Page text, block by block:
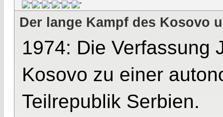
Der lange Kampf des Kosovo
1974: Die Verfassung
Kosovo zu einer
Teilrepublik Serbien.